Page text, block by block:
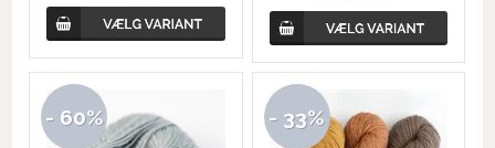
- 60% - 33%